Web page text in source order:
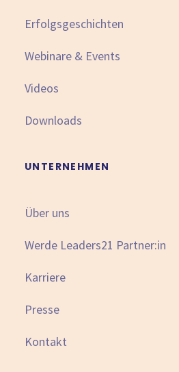
Erfolgsgeschichten
Webinare & Events
Videos
Downloads
UNTERNEHMEN
Über uns
Werde Leaders21 Partner:in
Karriere
Presse
Kontakt